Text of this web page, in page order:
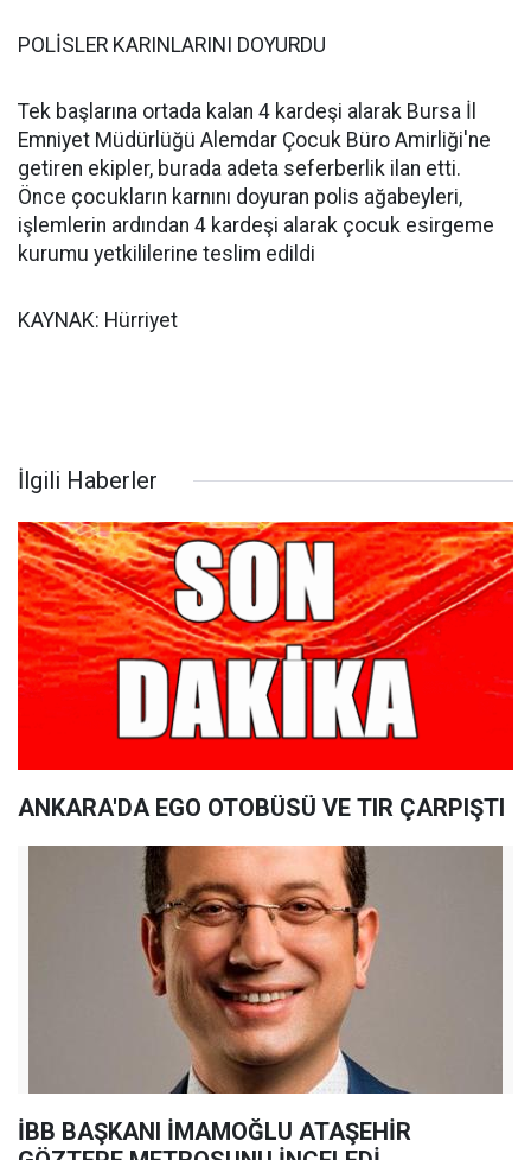
POLİSLER KARINLARINI DOYURDU
Tek başlarına ortada kalan 4 kardeşi alarak Bursa İl
Emniyet Müdürlüğü Alemdar Çocuk Büro Amirliği'ne
getiren ekipler, burada adeta seferberlik ilan etti.
Önce çocukların karnını doyuran polis ağabeyleri,
işlemlerin ardından 4 kardeşi alarak çocuk esirgeme
kurumu yetkililerine teslim edildi
KAYNAK: Hürriyet
İlgili Haberler
ANKARA'DA EGO OTOBÜSÜ VE TIR ÇARPIŞTI
İBB BAŞKANI İMAMOĞLU ATAŞEHİR